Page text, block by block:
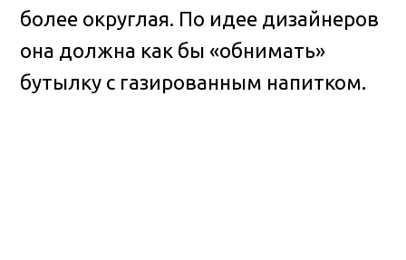
более округлая. По идее дизайнеров
она должна как бы «обнимать»
бутылку с газированным напитком.